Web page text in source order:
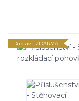
Doprava ZDARMA